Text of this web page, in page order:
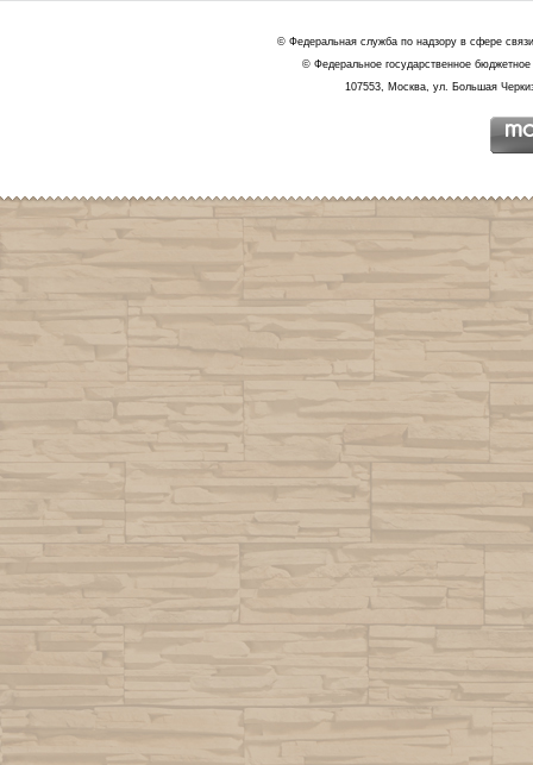
© Федеральная служба по надзору в сфере
© Федеральное государственное
107553, Москва, ул. Большая